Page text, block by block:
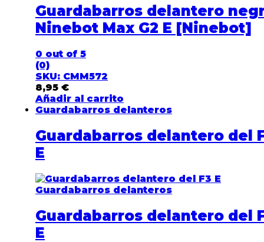
Guardabarros delantero
Ninebot Max G2 E [Ninebot]
0 out of 5
(0)
SKU: CMM572
8,95 €
Añadir al carrito
Guardabarros delanteros
Guardabarros delantero del
E
Guardabarros delanteros
Guardabarros delantero del
E